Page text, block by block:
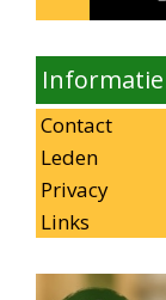
Informatie
Contact
Leden
Privacy
Links